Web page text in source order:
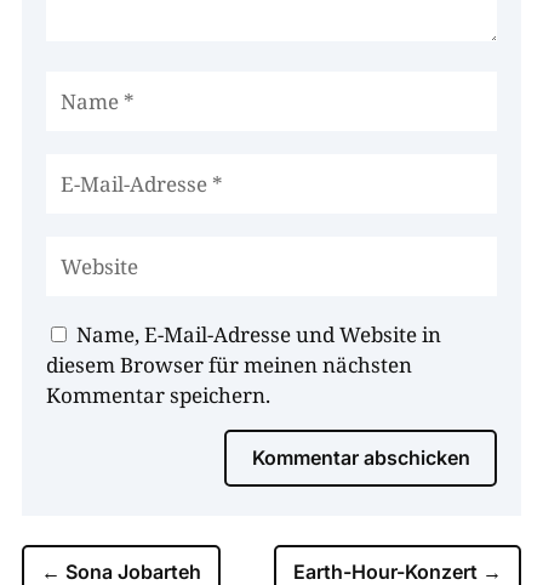
Name, E-Mail-Adresse und Website in
diesem Browser für meinen nächsten
Kommentar speichern.
Kommentar abschicken
← Sona Jobarteh Earth-Hour-Konzert →